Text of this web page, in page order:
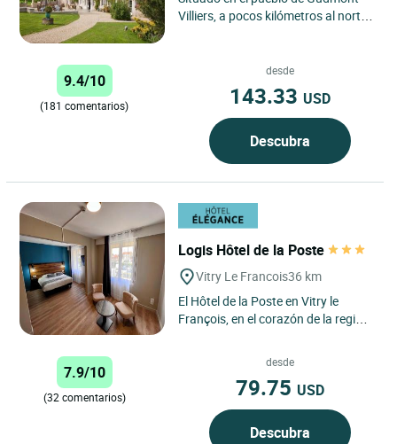
Villiers, a pocos kilómetros al norte
9.4/10
(181 comentarios)
desde
143.33 USD
Descubra
Logis Hôtel de la Poste
Vitry Le Francois36 km
El Hôtel de la Poste en Vitry le
François, en el corazón de la región
experiencia única que...
7.9/10
(32 comentarios)
desde
79.75 USD
Descubra